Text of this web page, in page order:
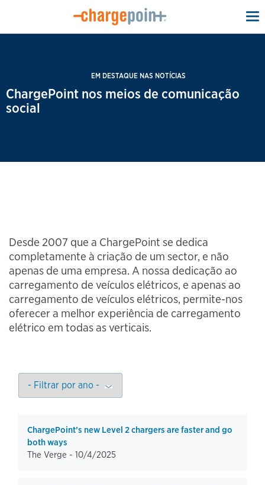
EM DESTAQUE NAS NOTÍCIAS
ChargePoint nos meios de comunicação
social
Desde 2007 que a ChargePoint se dedica
completamente à criação de um sector, e não
apenas de uma empresa. A nossa dedicação ao
carregamento de veículos elétricos, e apenas ao
carregamento de veículos elétricos, permite-nos
oferecer a melhor experiência de carregamento
elétrico em todas as verticais.
ChargePoint’s new Level 2 chargers are faster and go
both ways
The Verge - 10/4/2025